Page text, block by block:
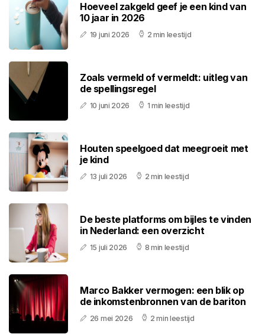
Hoeveel zakgeld geef je een kind van
10 jaar in 2026
19 juni 2026 2 min leestijd
Zoals vermeld of vermeldt: uitleg van
de spellingsregel
10 juni 2026 1 min leestijd
Houten speelgoed dat meegroeit met
je kind
13 juli 2026 2 min leestijd
De beste platforms om bijles te vinden
in Nederland: een overzicht
15 juli 2026 8 min leestijd
Marco Bakker vermogen: een blik op
de inkomstenbronnen van de bariton
26 mei 2026 2 min leestijd